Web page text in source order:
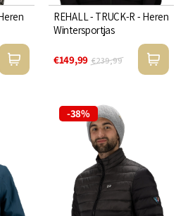
REHALL - TRUCK-R - Heren
Wintersportjas
€149,99 €239,99
-38%